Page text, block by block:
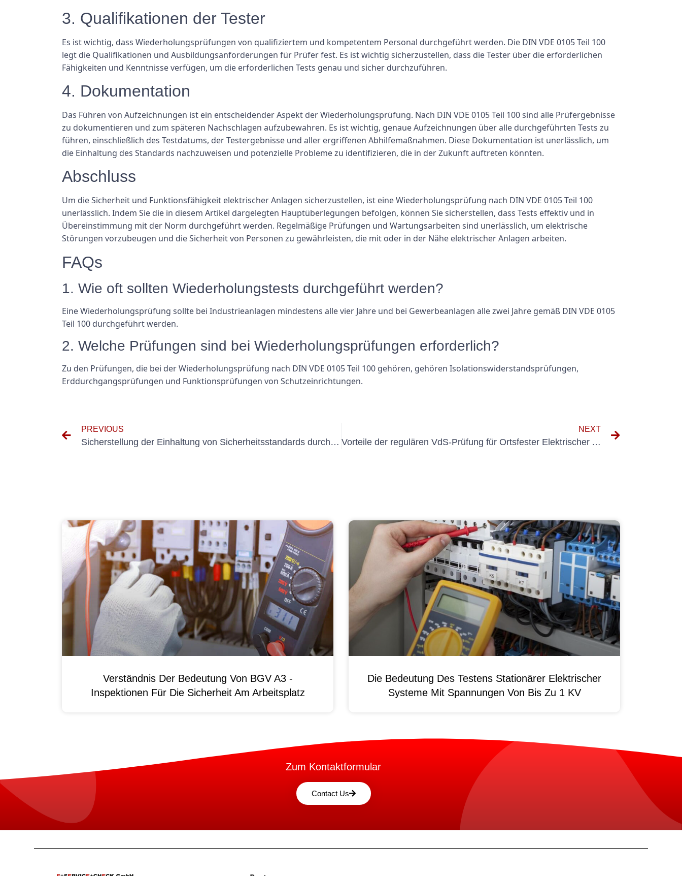
3. Qualifikationen der Tester
Es ist wichtig, dass Wiederholungsprüfungen von qualifiziertem und kompetentem Personal durchgeführt werden. Die DIN VDE 0105 Teil 100
legt die Qualifikationen und Ausbildungsanforderungen für Prüfer fest. Es ist wichtig sicherzustellen, dass die Tester über die erforderlichen
Fähigkeiten und Kenntnisse verfügen, um die erforderlichen Tests genau und sicher durchzuführen.
4. Dokumentation
Das Führen von Aufzeichnungen ist ein entscheidender Aspekt der Wiederholungsprüfung. Nach DIN VDE 0105 Teil 100 sind alle Prüfergebnisse
zu dokumentieren und zum späteren Nachschlagen aufzubewahren. Es ist wichtig, genaue Aufzeichnungen über alle durchgeführten Tests zu
führen, einschließlich des Testdatums, der Testergebnisse und aller ergriffenen Abhilfemaßnahmen. Diese Dokumentation ist unerlässlich, um
die Einhaltung des Standards nachzuweisen und potenzielle Probleme zu identifizieren, die in der Zukunft auftreten könnten.
Abschluss
Um die Sicherheit und Funktionsfähigkeit elektrischer Anlagen sicherzustellen, ist eine Wiederholungsprüfung nach DIN VDE 0105 Teil 100
unerlässlich. Indem Sie die in diesem Artikel dargelegten Hauptüberlegungen befolgen, können Sie sicherstellen, dass Tests effektiv und in
Übereinstimmung mit der Norm durchgeführt werden. Regelmäßige Prüfungen und Wartungsarbeiten sind unerlässlich, um elektrische
Störungen vorzubeugen und die Sicherheit von Personen zu gewährleisten, die mit oder in der Nähe elektrischer Anlagen arbeiten.
FAQs
1. Wie oft sollten Wiederholungstests durchgeführt werden?
Eine Wiederholungsprüfung sollte bei Industrieanlagen mindestens alle vier Jahre und bei Gewerbeanlagen alle zwei Jahre gemäß DIN VDE 0105
Teil 100 durchgeführt werden.
2. Welche Prüfungen sind bei Wiederholungsprüfungen erforderlich?
Zu den Prüfungen, die bei der Wiederholungsprüfung nach DIN VDE 0105 Teil 100 gehören, gehören Isolationswiderstandsprüfungen,
Erddurchgangsprüfungen und Funktionsprüfungen von Schutzeinrichtungen.
PREVIOUS
Sicherstellung der Einhaltung von Sicherheitsstandards durch Erstprüfung elektrischer Geräte
NEXT
Vorteile der regulären VdS-Prüfung für Ortsfester Elektrischer Anlagen
Verständnis Der Bedeutung Von BGV A3 -
Inspektionen Für Die Sicherheit Am Arbeitsplatz
Die Bedeutung Des Testens Stationärer Elektrischer
Systeme Mit Spannungen Von Bis Zu 1 KV
Zum Kontaktformular
Contact Us